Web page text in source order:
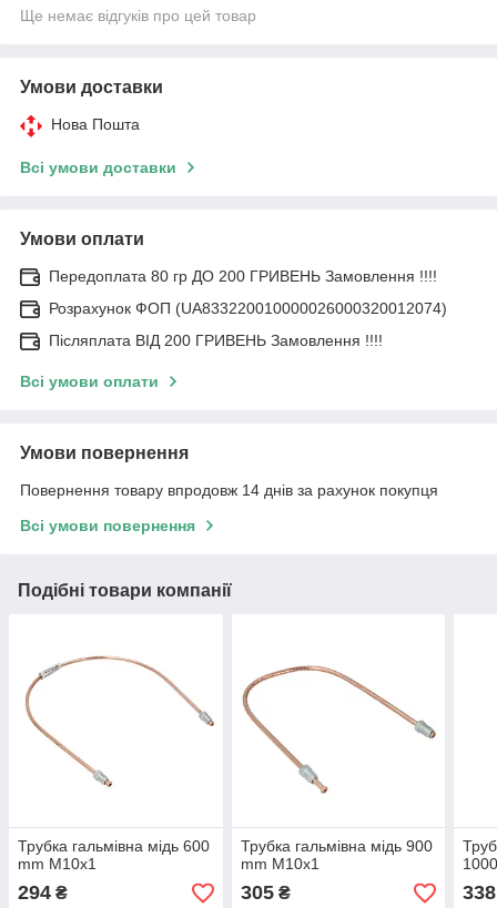
Ще немає відгуків про цей товар
Умови доставки
Нова Пошта
Всі умови доставки
Умови оплати
Передоплата 80 гр ДО 200 ГРИВЕНЬ Замовлення !!!!
Розрахунок ФОП (UA833220010000026000320012074)
Післяплата ВІД 200 ГРИВЕНЬ Замовлення !!!!
Всі умови оплати
Умови повернення
Повернення товару впродовж 14 днів за рахунок покупця
Всі умови повернення
Подібні товари компанії
Трубка гальмівна мідь 600
mm M10x1
294 ₴
Трубка гальмівна мідь 900
mm M10x1
305₴ 338